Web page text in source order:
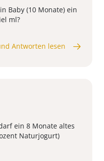
Baby (10 Monate) ein
ml?
Antworten lesen
ein 8 Monate altes
Naturjogurt)